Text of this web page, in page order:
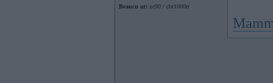
Braucu ar: xc90 / cbr1000rr